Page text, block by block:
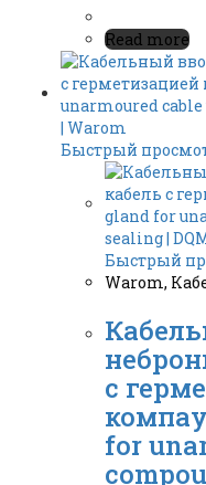
Read more
Быстрый
Быстрый
Warom,
c
for